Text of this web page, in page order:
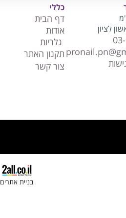
כללי
דף הבית
אודות
גלריות
תקנון האתר
צור קשר
בניית אתרים